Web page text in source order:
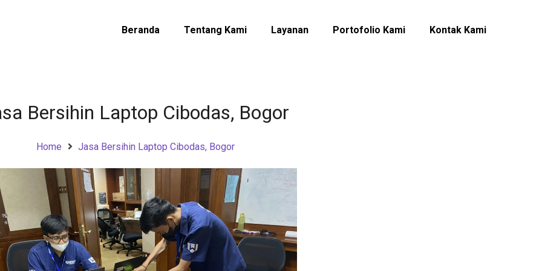
Beranda Tentang Kami Layanan Portofolio Kami Kontak Kami
Bersihin Laptop Cibodas, Bogor
Home Jasa Bersihin Laptop Cibodas, Bogor